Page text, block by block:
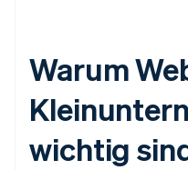
Warum
wichtig